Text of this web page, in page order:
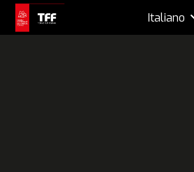
Italiano